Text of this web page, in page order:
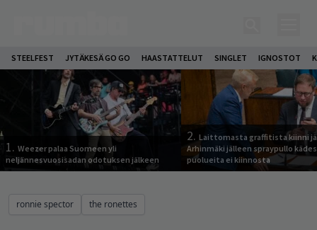
STEELFEST JYTÄKESÄ GO GO HAASTATTELUT SINGLET IGNOSTOT
1. Weezer palaa Suomeen yli
neljännesvuosisadan odotuksen jälkeen
2. Laittomasta graffitista kiinni
Arhinmäki jälleen spraypullo
puolueita ei kiinnosta
ronnie spector the ronettes